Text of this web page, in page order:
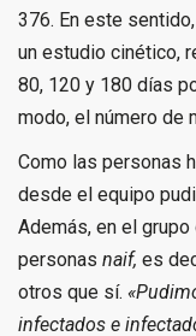
376. En este
un estudio cinético,
80, 120 y 180 días
modo, el número de
Como las personas
desde el equipo
Además, en el
personas naif, es
otros que sí.
infectados e